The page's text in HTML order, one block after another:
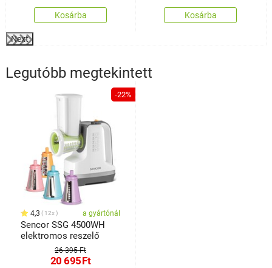
Kosárba Kosárba
Next
Legutóbb megtekintett
-22%
4,3 12x a gyártónál
Sencor SSG 4500WH
elektromos reszelő
26 395 Ft
20 695Ft